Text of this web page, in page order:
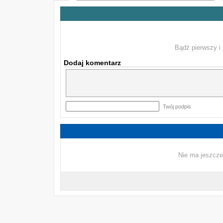
Bądź pierwszy i
Dodaj komentarz
Twój podpis
Nie ma